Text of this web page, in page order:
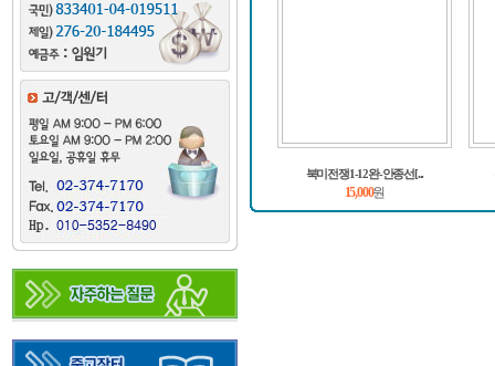
북미전쟁1-12완-안종선[...
15,000원